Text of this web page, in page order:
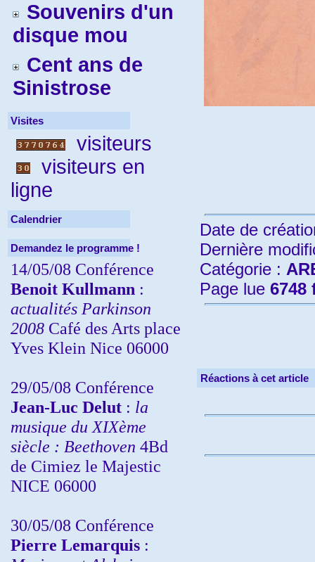
Souvenirs d'un
disque mou
Cent ans de
Sinistrose
Visites
visiteurs
visiteurs en
ligne
Calendrier
Demandez le programme !
14/05/08 Conférence
Benoit Kullmann :
actualités Parkinson
2008 Café des Arts place
Yves Klein Nice 06000
29/05/08 Conférence
Jean-Luc Delut : la
musique du XIXème
siècle : Beethoven 4Bd
de Cimiez le Majestic
NICE 06000
30/05/08 Conférence
Pierre Lemarquis :
Date de
Dernière
Catégorie :
Page lue 6748
Réactions à cet article